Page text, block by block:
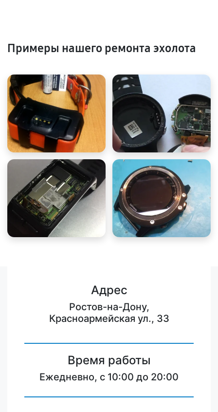
Примеры нашего ремонта эхолота
Адрес
Ростов-на-Дону,
Красноармейская ул., 33
Время работы
Ежедневно, с 10:00 до 20:00